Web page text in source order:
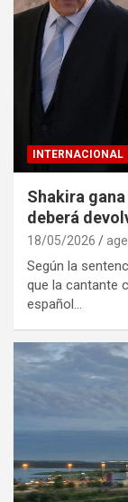
INTERNACIONAL
Shakira
deberá
18/05/2026
Según la
que la cantante
español…